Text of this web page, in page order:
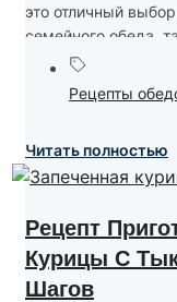
это отличный
семейного обеда,
Рецепты
Читать полностью
Рецепт
Курицы С
Шагов